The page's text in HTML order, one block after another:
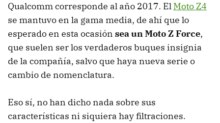
Qualcomm corresponde al año 2017. El Moto Z4
se mantuvo en la gama media, de ahí que lo
esperado en esta ocasión sea un Moto Z Force,
que suelen ser los verdaderos buques insignia
de la compañía, salvo que haya nueva serie o
cambio de nomenclatura.
Eso sí, no han dicho nada sobre sus
características ni siquiera hay filtraciones.